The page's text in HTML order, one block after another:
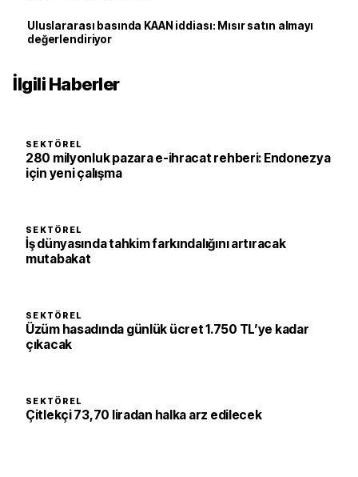
Uluslararası basında KAAN iddiası: Mısır satın almayı
değerlendiriyor
İlgili Haberler
SEKTÖREL
280 milyonluk pazara e-ihracat rehberi: Endonezya
için yeni çalışma
SEKTÖREL
İş dünyasında tahkim farkındalığını artıracak
mutabakat
SEKTÖREL
Üzüm hasadında günlük ücret 1.750 TL’ye kadar
çıkacak
SEKTÖREL
Çitlekçi 73,70 liradan halka arz edilecek